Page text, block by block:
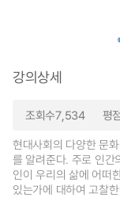
강의상세
조회수7,534 평
현대사회의 다양한 문
를 알려준다. 주로 인간
인이 우리의 삶에 어떠
있는가에 대하여 고찰